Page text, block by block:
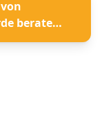
beraten